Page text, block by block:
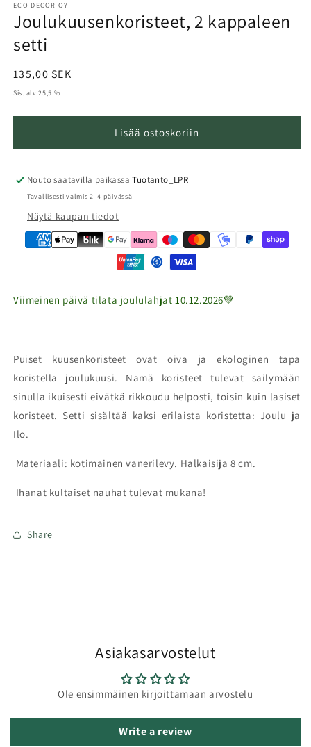
1
modaalisessa
ikkunassa
ECO DECOR OY
Joulukuusenkoristeet, 2 kappaleen
setti
Normaalihinta
135,00 SEK
Sis. alv 25,5 %
Lisää ostoskoriin
Nouto saatavilla paikassaTuotanto_LPR
Tavallisesti valmis 2–4 päivässä
Näytä kaupan tiedot
Viimeinen päivä tilata joululahjat 10.12.2026💚
Puiset kuusenkoristeet ovat oiva ja ekologinen tapa
koristella joulukuusi. Nämä koristeet tulevat säilymään
sinulla ikuisesti eivätkä rikkoudu helposti, toisin kuin lasiset
koristeet. Setti sisältää kaksi erilaista koristetta: Joulu ja
Ilo.
Materiaali: kotimainen vanerilevy. Halkaisija 8 cm.
Ihanat kultaiset nauhat tulevat mukana!
Share
Asiakasarvostelut
Ole ensimmäinen kirjoittamaan arvostelu
Write a review